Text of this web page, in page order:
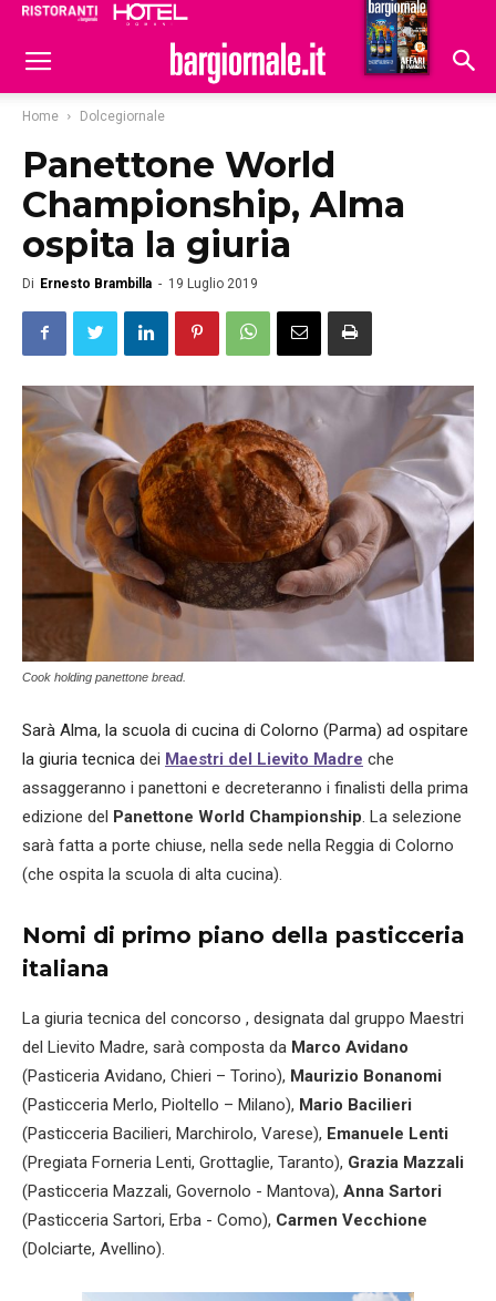
Hoteldomani
Home Dolcegiornale
Panettone World
Championship, Alma
ospita la giuria
Di Ernesto Brambilla - 19 Luglio 2019
Cook holding panettone bread.
Sarà Alma, la scuola di cucina di Colorno (Parma) ad ospitare
la giuria tecnica dei Maestri del Lievito Madre che
assaggeranno i panettoni e decreteranno i finalisti della prima
edizione del Panettone World Championship. La selezione
sarà fatta a porte chiuse, nella sede nella Reggia di Colorno
(che ospita la scuola di alta cucina).
Nomi di primo piano della pasticceria
italiana
La giuria tecnica del concorso , designata dal gruppo Maestri
del Lievito Madre, sarà composta da Marco Avidano
(Pasticeria Avidano, Chieri – Torino), Maurizio Bonanomi
(Pasticceria Merlo, Pioltello – Milano), Mario Bacilieri
(Pasticceria Bacilieri, Marchirolo, Varese), Emanuele Lenti
(Pregiata Forneria Lenti, Grottaglie, Taranto), Grazia Mazzali
(Pasticceria Mazzali, Governolo - Mantova), Anna Sartori
(Pasticceria Sartori, Erba - Como), Carmen Vecchione
(Dolciarte, Avellino).